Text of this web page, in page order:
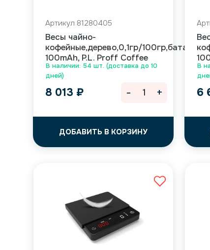
В наличии: 54 шт. (доставка до 10
дней)
Артикул 81280405
Весы чайно-
кофейные,дерево,0,1гр/
100mAh, P.L. Proff Coffee
8 013 ₽
ДОБАВИТЬ В КОРЗИНУ
- +
В
6